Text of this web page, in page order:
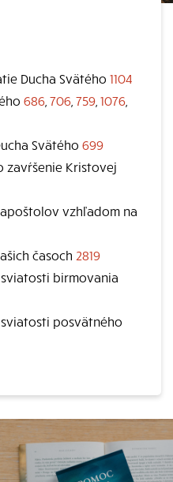
Ducha Svätého 1104
686 706 759 1076
Svätého 699
zavŕšenie Kristovej
vzhľadom na
časoch 2819
birmovania
posvätného